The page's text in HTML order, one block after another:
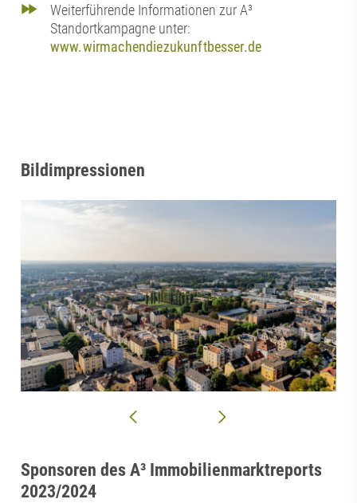
Weiterführende Informationen zur A³
Standortkampagne unter:
www.wirmachendiezukunftbesser.de
Bildimpressionen
Sponsoren des A³ Immobilienmarktreports
2023/2024